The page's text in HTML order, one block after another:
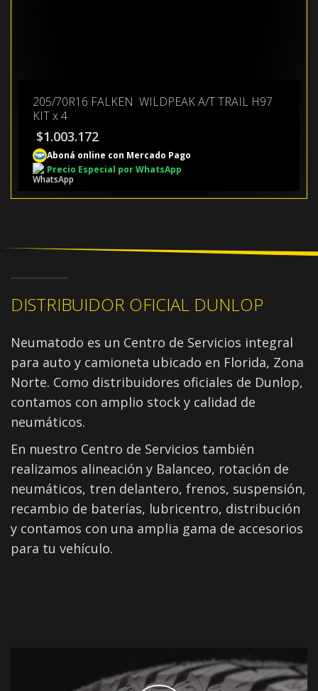
205/70R16 FALKEN WILDPEAK A/T TRAIL H97
KIT x 4
$1.003.172
Aboná online con Mercado Pago
Precio Especial por WhatsApp
DISTRIBUIDOR OFICIAL DUNLOP
Neumatodo es un Centro de Servicios integral
para auto y camioneta ubicado en Florida, Zona
Norte. Como distribuidores oficiales de Dunlop,
contamos con amplio stock y calidad de
neumáticos.
En nuestro Centro de Servicios también
realizamos alineación y Balanceo, rotación de
neumáticos, tren delantero, frenos, suspensión,
recambio de baterías, lubricentro, distribución
y contamos con una amplia gama de accesorios
para tu vehículo.